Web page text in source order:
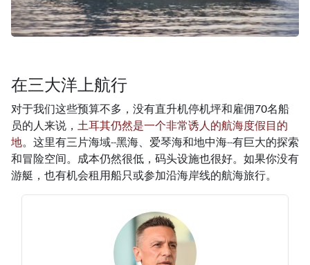
在三大洋上航行
对于我们这些预算不多，没有直升机停机坪和雇佣70名船
员的人来说， 土耳其仍然是一个非常诱人的航海度假目的
地。这里有三片海域--黑海、爱琴海和地中海--有巨大的探索
和冒险空间。成本仍然很低，码头设施也很好。如果你没有
游艇，也有机会租用船只或参加沿海岸线的航海旅行。